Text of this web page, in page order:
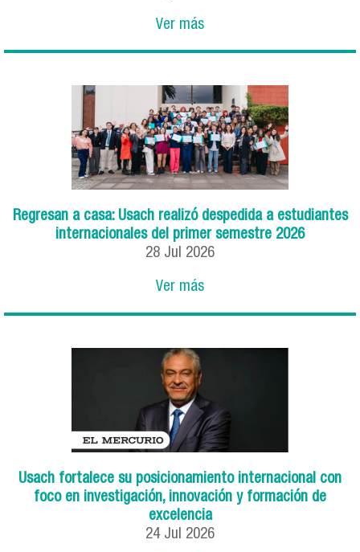
Ver más
Regresan a casa: Usach realizó despedida a estudiantes
internacionales del primer semestre 2026
28 Jul 2026
Ver más
Usach fortalece su posicionamiento internacional con
foco en investigación, innovación y formación de
excelencia
24 Jul 2026